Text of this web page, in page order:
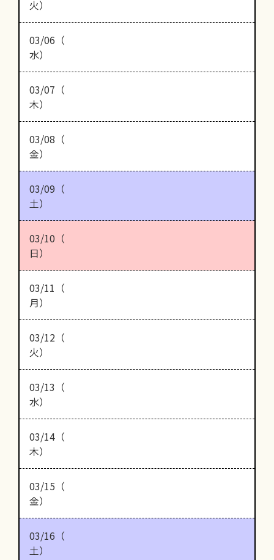
火）
03/06（
水）
03/07（
木）
03/08（
金）
03/09（
土）
03/10（
日）
03/11（
月）
03/12（
火）
03/13（
水）
03/14（
木）
03/15（
金）
03/16（
土）